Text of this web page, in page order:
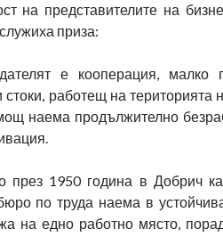
на представителите на
приза:
е кооперация, малко
работещ на
наема продължително
през 1950 година в Добрич
по труда наема в
на едно работно място,